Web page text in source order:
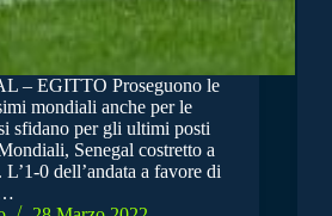
– EGITTO Proseguono le
mondiali anche per le
sfidano per gli ultimi posti
Senegal costretto a
0 dell’andata a favore di